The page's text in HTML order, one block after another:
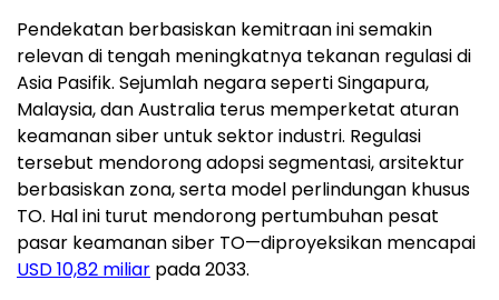
Pendekatan berbasiskan kemitraan ini semakin
relevan di tengah meningkatnya tekanan regulasi di
Asia Pasifik. Sejumlah negara seperti Singapura,
Malaysia, dan Australia terus memperketat aturan
keamanan siber untuk sektor industri. Regulasi
tersebut mendorong adopsi segmentasi, arsitektur
berbasiskan zona, serta model perlindungan khusus
TO. Hal ini turut mendorong pertumbuhan pesat
pasar keamanan siber TO—diproyeksikan mencapai
USD 10,82 miliar pada 2033.